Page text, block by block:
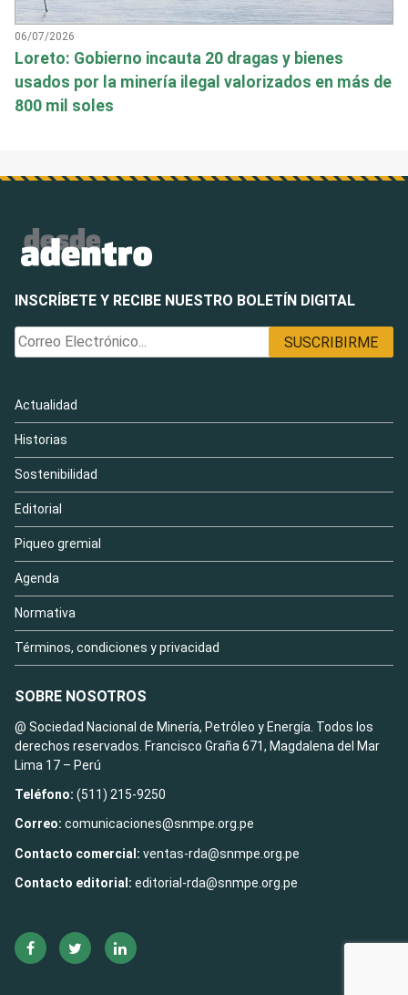
06/07/2026
Loreto: Gobierno incauta 20 dragas y bienes
usados por la minería ilegal valorizados en más de
800 mil soles
INSCRÍBETE Y RECIBE NUESTRO BOLETÍN DIGITAL
Actualidad
Historias
Sostenibilidad
Editorial
Piqueo gremial
Agenda
Normativa
Términos, condiciones y privacidad
SOBRE NOSOTROS
@ Sociedad Nacional de Minería, Petróleo y Energía. Todos los
derechos reservados. Francisco Graña 671, Magdalena del Mar
Lima 17 – Perú
Teléfono: (511) 215-9250
Correo: comunicaciones@snmpe.org.pe
Contacto comercial: ventas-rda@snmpe.org.pe
Contacto editorial: editorial-rda@snmpe.org.pe